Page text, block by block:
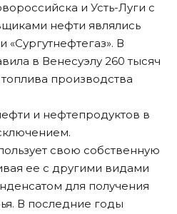
и Усть-Луги с
нефти являлись
«Сургутнефтегаз». В
в Венесуэлу 260 тысяч
производства
и нефтепродуктов в
свою собственную
ее с другими видами
для получения
В последние годы